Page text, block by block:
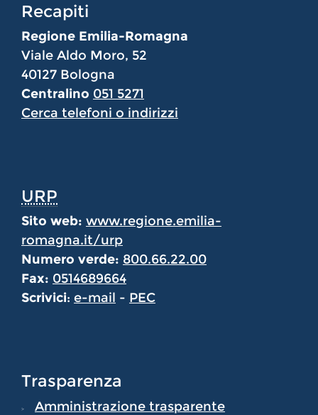
Recapiti
Regione Emilia-Romagna
Viale Aldo Moro, 52
40127 Bologna
Centralino 051 5271
Cerca telefoni o indirizzi
URP
Sito web: www.regione.emilia-
romagna.it/urp
Numero verde: 800.66.22.00
Fax: 0514689664
Scrivici: e-mail - PEC
Trasparenza
Amministrazione trasparente